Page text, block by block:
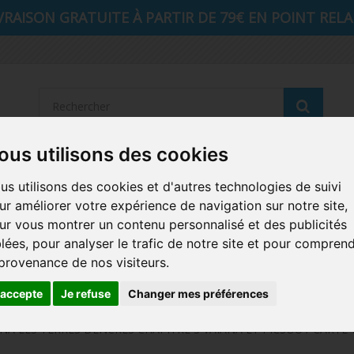
utilisons des cookies
utilisons des cookies et d'autres technologies de suivi
améliorer votre expérience de navigation sur notre site,
vous montrer un contenu personnalisé et des publicités
pour analyser le trafic de notre site et pour
de nos visiteurs.
Je refuse Changer mes préférences
GRATUITE À PARTIR DE 79€ EN POINT
AUTRES COMICS MUSIQUE SPORTS POP
FUNKO HOME FUNKO VINYL SODA RETRO
CARTE A JOUER
LES TERRES DENCRES CHAPITRE 3 VAIANA ET PICSOU / CARTE